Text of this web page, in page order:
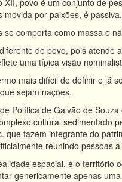
XII, povo é um conjunto de
movida por paixões, é
se comporta como massa e
de povo, pois
uma típica visão
mais difícil de definir e já
sejam nações.
Política de Galvão de
cultural sedimentado
que fazem integrante do
reunindo pessoas
espacial, é o território
genericamente apenas